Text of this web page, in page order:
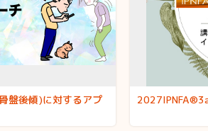
盤後傾)に対するアプ